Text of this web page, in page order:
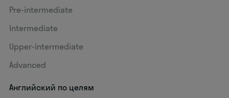
Pre-intermediate
Intermediate
Upper-intermediate
Advanced
Английский по целям